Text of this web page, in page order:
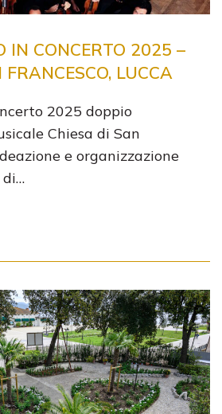
IN CONCERTO 2025 –
LUCCA
2025 doppio
Chiesa di San
e organizzazione
di…